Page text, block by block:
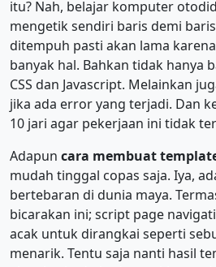
itu? Nah, belajar komputer
mengetik sendiri baris demi
ditempuh pasti akan lama
banyak hal. Bahkan tidak hanya
CSS dan Javascript. Melainkan
jika ada error yang terjadi. Dan
10 jari agar pekerjaan ini tidak
Adapun cara membuat
mudah tinggal copas saja. Iya,
bertebaran di dunia maya.
bicarakan ini; script page
acak untuk dirangkai seperti
menarik. Tentu saja nanti hasil